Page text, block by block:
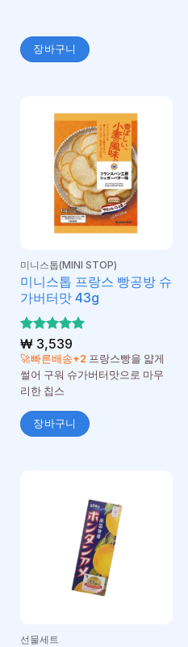
장바구니
미니스톱(MINI STOP)
미니스톱 프랑스 빵공방 슈
가버터맛 43g
5 중에서
5로 평가
됨
₩3,539
🚀빠른배송+2프랑스빵을 얇게
썰어 구워 슈가버터맛으로 마무
리한 칩스
장바구니
선물세트